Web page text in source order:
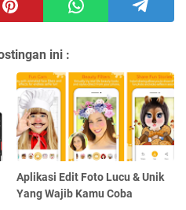
ini :
Aplikasi Edit Foto Lucu & Unik
Yang Wajib Kamu Coba